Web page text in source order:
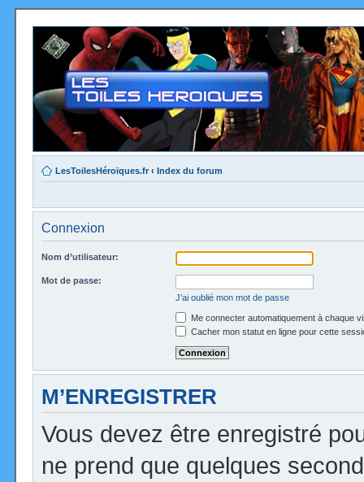
LesToilesHéroïques.fr ‹ Index du forum
Connexion
Nom d’utilisateur:
Mot de passe:
J’ai oublié mon mot de passe
Me connecter automatiquement à chaque
Cacher mon statut en ligne pour cette
M’ENREGISTRER
Vous devez être enregistré
ne prend que quelques